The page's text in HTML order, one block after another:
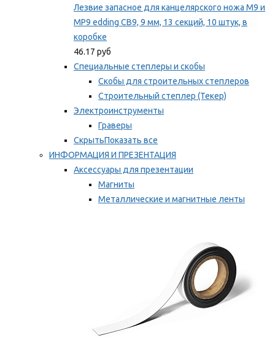
Лезвие запасное для канцелярского ножа M9 и
MP9 edding CB9, 9 мм, 13 секций, 10 штук, в
коробке
46.17 руб
Специальные степлеры и скобы
Скобы для строительных степлеров
Строительный степлер (Текер)
Электроинструменты
Граверы
СкрытьПоказать все
ИНФОРМАЦИЯ И ПРЕЗЕНТАЦИЯ
Аксессуары для презентации
Магниты
Металлические и магнитные ленты